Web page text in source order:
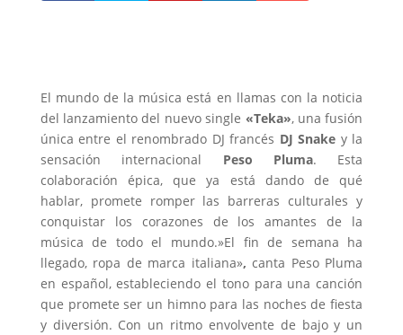
El mundo de la música está en llamas con la noticia
del lanzamiento del nuevo single «Teka», una fusión
única entre el renombrado DJ francés DJ Snake y la
sensación internacional Peso Pluma. Esta
colaboración épica, que ya está dando de qué
hablar, promete romper las barreras culturales y
conquistar los corazones de los amantes de la
música de todo el mundo.»El fin de semana ha
llegado, ropa de marca italiana», canta Peso Pluma
en español, estableciendo el tono para una canción
que promete ser un himno para las noches de fiesta
y diversión. Con un ritmo envolvente de bajo y un